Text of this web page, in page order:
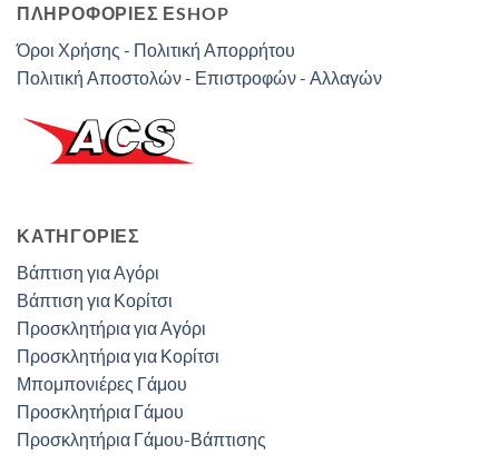
ΠΛΗΡΟΦΟΡΙΕΣ ΕSHOP
Όροι Χρήσης - Πολιτική Απορρήτου
Πολιτική Αποστολών - Επιστροφών - Αλλαγών
ΚΑΤΗΓΟΡΊΕΣ
Βάπτιση για Αγόρι
Βάπτιση για Κορίτσι
Προσκλητήρια για Αγόρι
Προσκλητήρια για Κορίτσι
Μπομπονιέρες Γάμου
Προσκλητήρια Γάμου
Προσκλητήρια Γάμου-Βάπτισης